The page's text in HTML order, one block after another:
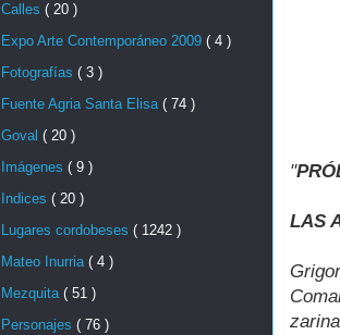
"
LAS
Calles ( 20 )
Expo Arte Contemporáneo 2009 ( 4 )
Fotografías ( 3 )
Fuente Agria Santa Elisa ( 74 )
Goval ( 20 )
Imágenes ( 9 )
Indices ( 20 )
Lugares cordobeses ( 1242 )
Mateo Inurria ( 4 )
Mezquita ( 51 )
Personajes ( 76 )